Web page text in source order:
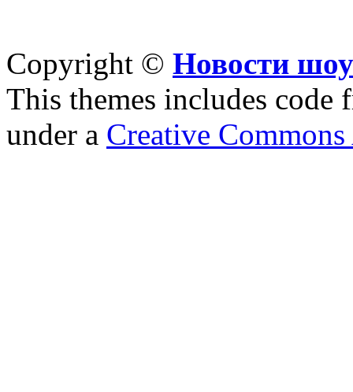
Copyright © Новости
This themes includes code
under a Creative